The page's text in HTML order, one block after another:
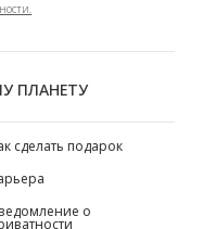
ПЛАНЕТУ
сделать подарок
о